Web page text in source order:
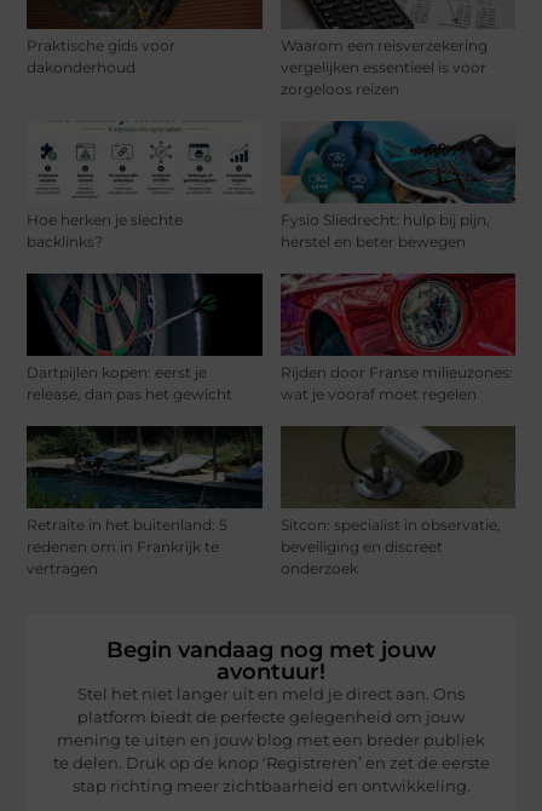
Praktische gids voor
dakonderhoud
Waarom een reisverzekering
vergelijken essentieel is voor
zorgeloos reizen
Hoe herken je slechte
backlinks?
Fysio Sliedrecht: hulp bij pijn,
herstel en beter bewegen
Dartpijlen kopen: eerst je
release, dan pas het gewicht
Rijden door Franse milieuzones:
wat je vooraf moet regelen
Retraite in het buitenland: 5
redenen om in Frankrijk te
vertragen
Sitcon: specialist in observatie,
beveiliging en discreet
onderzoek
Begin vandaag nog met jouw
avontuur!
Stel het niet langer uit en meld je direct aan. Ons
platform biedt de perfecte gelegenheid om jouw
mening te uiten en jouw blog met een breder publiek
te delen. Druk op de knop ‘Registreren’ en zet de eerste
stap richting meer zichtbaarheid en ontwikkeling.